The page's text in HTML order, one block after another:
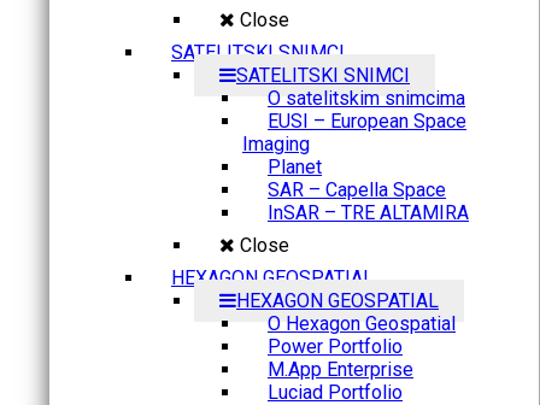
Close
SATELITSKI SNIMCI
SATELITSKI SNIMCI
O satelitskim snimcima
EUSI – European Space
Imaging
Planet
SAR – Capella Space
InSAR – TRE ALTAMIRA
Close
HEXAGON GEOSPATIAL
HEXAGON GEOSPATIAL
O Hexagon Geospatial
Power Portfolio
M.App Enterprise
Luciad Portfolio